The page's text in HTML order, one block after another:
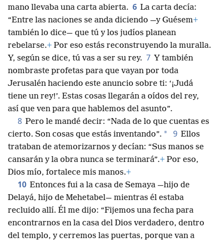
mano llevaba una carta abierta. 6 La carta decía:
“Entre las naciones se anda diciendo —y Guésem+
también lo dice— que tú y los judíos planean
rebelarse.+ Por eso estás reconstruyendo la muralla.
Y, según se dice, tú vas a ser su rey. 7 Y también
nombraste profetas para que vayan por toda
Jerusalén haciendo este anuncio sobre ti: ‘¡Judá
tiene un rey!’. Estas cosas llegarán a oídos del rey,
así que ven para que hablemos del asunto”.
8 Pero le mandé decir: “Nada de lo que cuentas es
cierto. Son cosas que estás inventando”. * 9 Ellos
trataban de atemorizarnos y decían: “Sus manos se
cansarán y la obra nunca se terminará”.+ Por eso,
Dios mío, fortalece mis manos.+
10 Entonces fui a la casa de Semaya —hijo de
Delayá, hijo de Mehetabel— mientras él estaba
recluido allí. Él me dijo: “Fijemos una fecha para
encontrarnos en la casa del Dios verdadero, dentro
del templo, y cerremos las puertas, porque van a